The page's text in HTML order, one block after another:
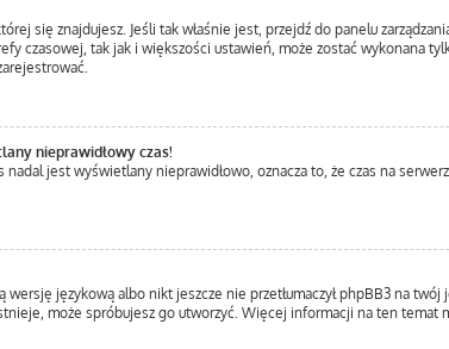
się znajdujesz. Jeśli tak właśnie jest, przejdź do panelu
czasowej, tak jak i większości ustawień, może zostać wykonana
nieprawidłowy czas!
nadal jest wyświetlany nieprawidłowo, oznacza to, że czas na
językową albo nikt jeszcze nie przetłumaczył phpBB3 na
może spróbujesz go utworzyć. Więcej informacji na ten